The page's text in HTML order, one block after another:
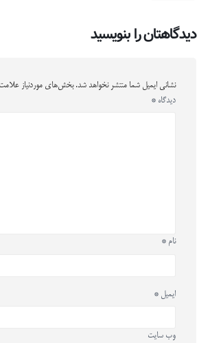
دیدگاهتان را بنویسید
نشانی ایمیل شما منتشر نخواهد شد. بخش‌های موردنیاز
دیدگاه *
نام *
ایمیل *
وب‌ سایت